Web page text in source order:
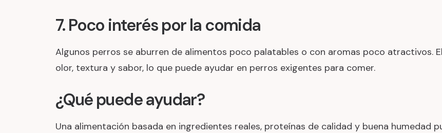
7. Poco interés por la comida
Algunos perros se aburren de alimentos poco palatables o con aromas poco atractivos.
olor, textura y sabor, lo que puede ayudar en perros exigentes para comer.
¿Qué puede ayudar?
Una alimentación basada en ingredientes reales, proteínas de calidad y buena humedad